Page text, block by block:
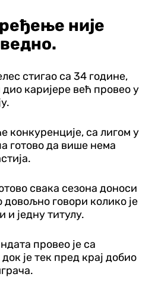
није
стигао са 34 године,
дио каријере већ провео у
конкуренције, са лигом у
готово да више нема
свака сезона доноси
говори колико је
и једну титулу.
провео је са
је тек пред крај добио